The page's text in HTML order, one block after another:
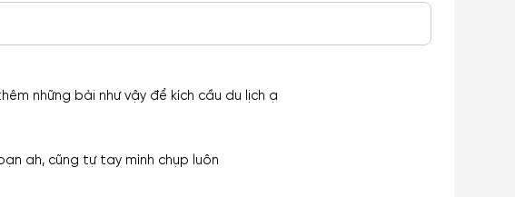
những bài như vậy để kích cầu du lịch ạ
ah, cũng tự tay mình chụp luôn